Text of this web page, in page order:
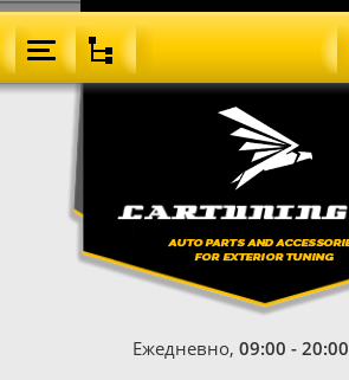
Ежедневно,09:00 - 20:00